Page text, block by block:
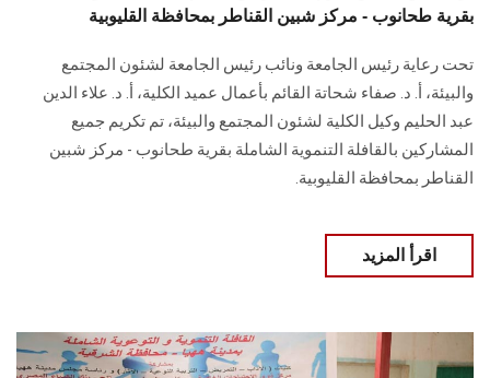
بقرية طحانوب - مركز شبين القناطر بمحافظة القليوبية
تحت رعاية رئيس الجامعة ونائب رئيس الجامعة لشئون المجتمع
والبيئة، أ. د. صفاء شحاتة القائم بأعمال عميد الكلية، أ. د. علاء الدين
عبد الحليم وكيل الكلية لشئون المجتمع والبيئة، تم تكريم جميع
المشاركين بالقافلة التنموية الشاملة بقرية طحانوب - مركز شبين
القناطر بمحافظة القليوبية.
اقرأ المزيد